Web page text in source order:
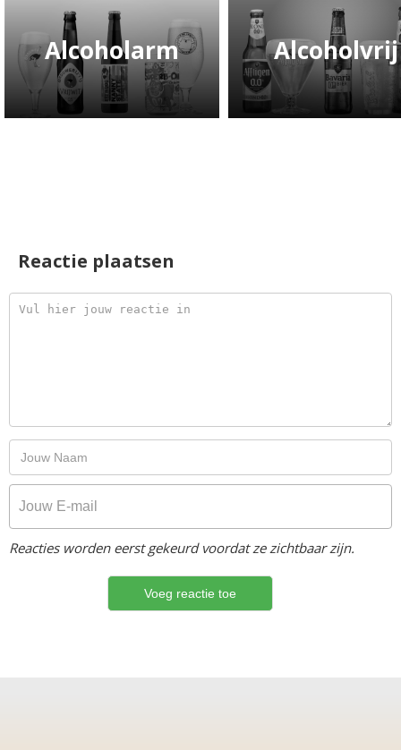
Alcoholarm Alcoholvrij
Reactie plaatsen
Reacties worden eerst gekeurd voordat ze zichtbaar zijn.